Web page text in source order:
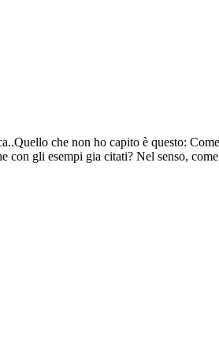
che non ho capito è questo:
con gli esempi gia citati? Nel senso,